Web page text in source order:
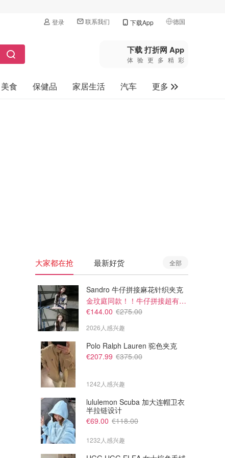
登录 联系我们 下载App 德国
🇺🇸美国
🇨🇳中国
🇨🇦加拿大
下载 打折网 App
体验更多精彩
美食 保健品 家居生活 汽车
更多
大家都在抢 最新好货 全部
Sandro 牛仔拼接麻花针织夹克
金玟庭同款！！牛仔拼接超有层次感
€144.00 €275.00
2026人感兴趣
Polo Ralph Lauren 驼色夹克
€207.99 €375.00
1242人感兴趣
lululemon Scuba 加大连帽卫衣
半拉链设计
€69.00 €118.00
1232人感兴趣